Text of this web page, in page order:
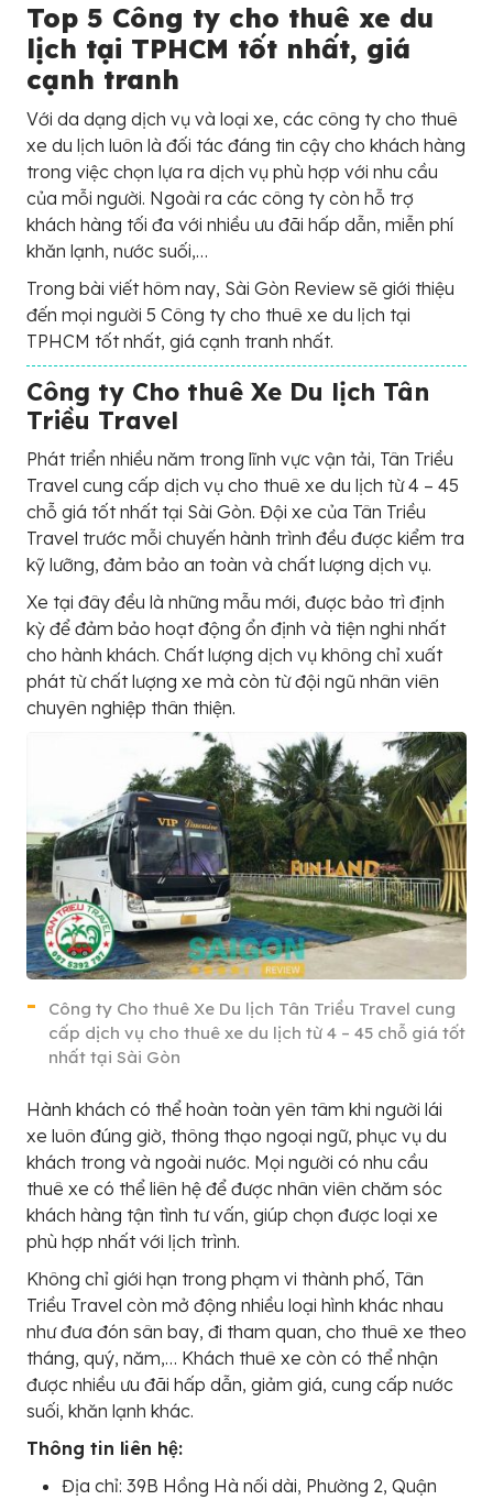
Top 5 Công ty cho thuê xe du
lịch tại TPHCM tốt nhất, giá
cạnh tranh
Với da dạng dịch vụ và loại xe, các công ty cho thuê
xe du lịch luôn là đối tác đáng tin cậy cho khách hàng
trong việc chọn lựa ra dịch vụ phù hợp với nhu cầu
của mỗi người. Ngoài ra các công ty còn hỗ trợ
khách hàng tối đa với nhiều ưu đãi hấp dẫn, miễn phí
khăn lạnh, nước suối,…
Trong bài viết hôm nay, Sài Gòn Review sẽ giới thiệu
đến mọi người 5 Công ty cho thuê xe du lịch tại
TPHCM tốt nhất, giá cạnh tranh nhất.
Công ty Cho thuê Xe Du lịch Tân
Triều Travel
Phát triển nhiều năm trong lĩnh vực vận tải, Tân Triều
Travel cung cấp dịch vụ cho thuê xe du lịch từ 4 – 45
chỗ giá tốt nhất tại Sài Gòn. Đội xe của Tân Triều
Travel trước mỗi chuyến hành trình đều được kiểm tra
kỹ lưỡng, đảm bảo an toàn và chất lượng dịch vụ.
Xe tại đây đều là những mẫu mới, được bảo trì định
kỳ để đảm bảo hoạt động ổn định và tiện nghi nhất
cho hành khách. Chất lượng dịch vụ không chỉ xuất
phát từ chất lượng xe mà còn từ đội ngũ nhân viên
chuyên nghiệp thân thiện.
Công ty Cho thuê Xe Du lịch Tân Triều Travel cung
cấp dịch vụ cho thuê xe du lịch từ 4 – 45 chỗ giá tốt
nhất tại Sài Gòn
Hành khách có thể hoàn toàn yên tâm khi người lái
xe luôn đúng giờ, thông thạo ngoại ngữ, phục vụ du
khách trong và ngoài nước. Mọi người có nhu cầu
thuê xe có thể liên hệ để được nhân viên chăm sóc
khách hàng tận tình tư vấn, giúp chọn được loại xe
phù hợp nhất với lịch trình.
Không chỉ giới hạn trong phạm vi thành phố, Tân
Triều Travel còn mở động nhiều loại hình khác nhau
như đưa đón sân bay, đi tham quan, cho thuê xe theo
tháng, quý, năm,… Khách thuê xe còn có thể nhận
được nhiều ưu đãi hấp dẫn, giảm giá, cung cấp nước
suối, khăn lạnh khác.
Thông tin liên hệ:
Địa chỉ: 39B Hồng Hà nối dài, Phường 2, Quận